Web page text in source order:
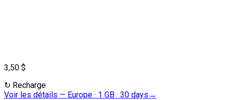
3,50 $
↻ Recharge
Voir les détails — Europe · 1 GB · 30 days →